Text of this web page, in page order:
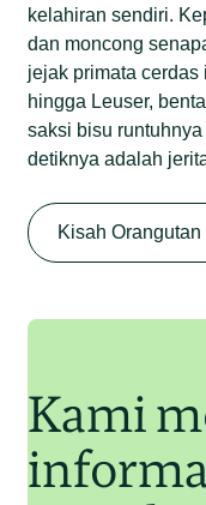
Begini
kelahiran sendiri.
dan moncong
jejak primata
hingga Leuser,
saksi bisu
detiknya adalah
Kami